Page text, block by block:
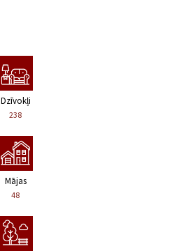
Dzīvokļi
238
Mājas
48